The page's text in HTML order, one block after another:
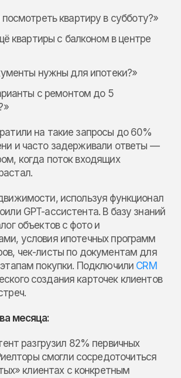
квартиру в субботу?»
квартиры с балконом в центре
нужны для ипотеки?»
с ремонтом до 5
на такие запросы до 60%
и часто задерживали ответы —
когда поток входящих
используя функционал
GPT-ассистента. В базу знаний
объектов с фото и
условия ипотечных программ
чек-листы по документам для
покупки. Подключили CRM
создания карточек клиентов
месяца:
разгрузил 82% первичных
смогли сосредоточиться
клиентах с конкретным